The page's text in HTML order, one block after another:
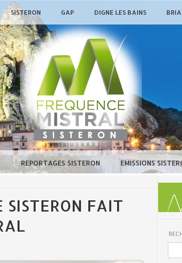
SISTERON GAP DIGNE LES BAINS
REPORTAGES SISTERON EMISSIONS
SISTERON FAIT